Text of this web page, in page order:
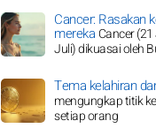
Cancer: Rasakan
mereka Cancer
Juli) dikuasai oleh
Tema kelahiran
mengungkap titik
setiap orang